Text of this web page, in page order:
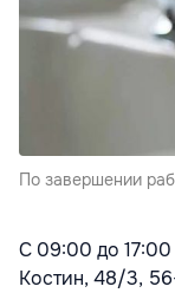
По завершении
С 09:00 до 17:00
Костин, 48/3,